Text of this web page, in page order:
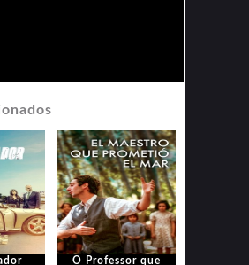
O Professor que